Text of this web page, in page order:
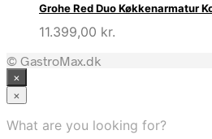
Grohe Red Duo Køkkenarmatur
11.399,00 kr.
© GastroMax.dk
×
×
What are you looking for?